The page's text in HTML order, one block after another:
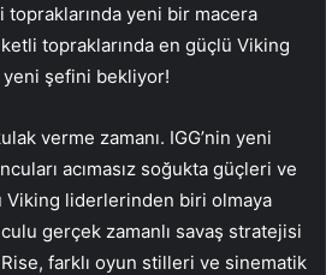
topraklarında yeni bir macera
topraklarında en güçlü Viking
şefini bekliyor!
verme zamanı. IGG’nin yeni
acımasız soğukta güçleri ve
Viking liderlerinden biri olmaya
gerçek zamanlı savaş stratejisi
farklı oyun stilleri ve sinematik